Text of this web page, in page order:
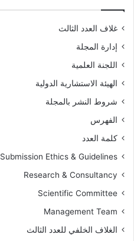
غلاف العدد الثالث
إدارة المجلة
اللجنة العلمية
الهيئة الاستشارية الدولية
شروط النشر بالمجلة
الفهرس
كلمة العدد
Submission Ethics & Guidelines
Research & Consultancy
Scientific Committee
Management Team
الغلاف الخلفي للعدد الثالث